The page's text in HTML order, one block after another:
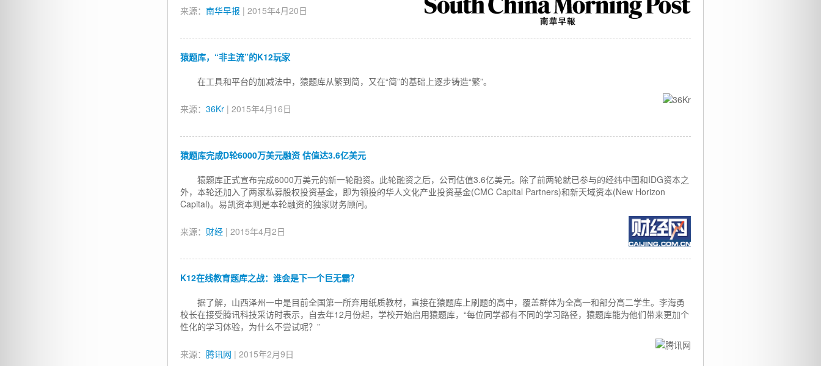
来源： 南华早报 | 2015年4月20日
猿题库，“非主流”的K12玩家
在工具和平台的加减法中，猿题库从繁到简，又在“简”的基础上逐步铸造“繁”。
来源： 36Kr | 2015年4月16日
猿题库完成D轮6000万美元融资 估值达3.6亿美元
猿题库正式宣布完成6000万美元的新一轮融资。此轮融资之后，公司估值3.6亿美元。除了前两轮就已参与的经纬中国和IDG资本之
外，本轮还加入了两家私募股权投资基金，即为领投的华人文化产业投资基金(CMC Capital Partners)和新天域资本(New Horizon
Capital)。易凯资本则是本轮融资的独家财务顾问。
来源： 财经 | 2015年4月2日
K12在线教育题库之战：谁会是下一个巨无霸？
据了解，山西泽州一中是目前全国第一所弃用纸质教材，直接在猿题库上刷题的高中，覆盖群体为全高一和部分高二学生。李海勇
校长在接受腾讯科技采访时表示，自去年12月份起，学校开始启用猿题库，“每位同学都有不同的学习路径，猿题库能为他们带来更加个
性化的学习体验，为什么不尝试呢？”
来源： 腾讯网 | 2015年2月9日